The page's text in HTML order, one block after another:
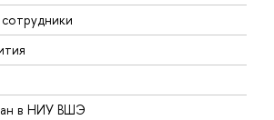
в НИУ ВШЭ